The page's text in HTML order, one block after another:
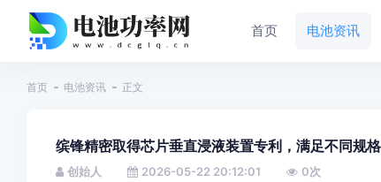
首页 电池资讯
首页 电池资讯 正文
缤锋精密取得芯片垂直浸液装置专利，满足不同规
创始人 2026-05-22 20:12:01 0次